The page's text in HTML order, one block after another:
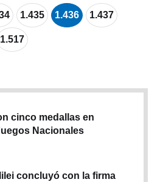
1.435 1.436 1.437
1.517
cinco medallas en
Nacionales
concluyó con la firma